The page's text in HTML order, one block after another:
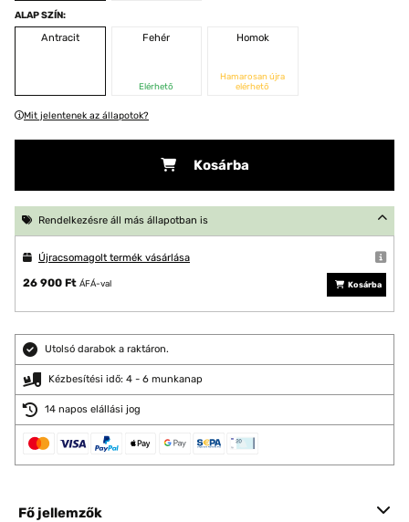
ALAP SZÍN:
Antracit
Fehér
Elérhető
Homok
Hamarosan újra
elérhető
Mit jelentenek az állapotok?
Kosárba
Rendelkezésre áll más állapotban is
Újracsomagolt termék vásárlása
26 900 Ft ÁFÁ-val Kosárba
Utolsó darabok a raktáron.
Kézbesítési idő: 4 - 6 munkanap
14 napos elállási jog
Fő jellemzők